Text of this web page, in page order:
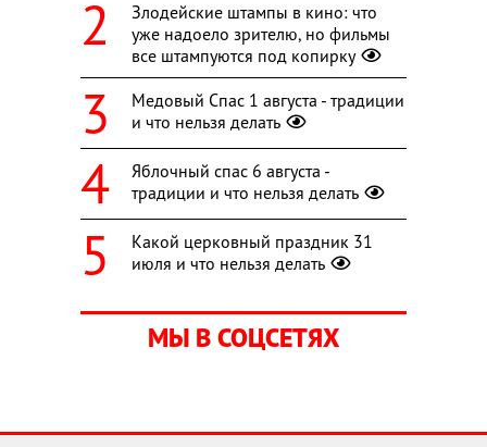
Злодейские штампы в кино: что
уже надоело зрителю, но фильмы
все штампуются под копирку
Медовый Спас 1 августа - традиции
и что нельзя делать
Яблочный спас 6 августа -
традиции и что нельзя делать
Какой церковный праздник 31
июля и что нельзя делать
МЫ В СОЦСЕТЯХ